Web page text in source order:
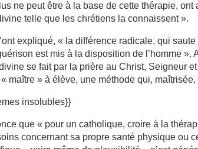
ne peut être à la base de cette thérapie,
telle que les chrétiens la connaissent ».
expliqué, « la différence radicale, qui
est mis à la disposition de l’homme ».
se fait par la prière au Christ, Seigneur
maître » à élève, une méthode qui,
insolubles}}
que « pour un catholique, croire à la
concernant sa propre santé physique ou